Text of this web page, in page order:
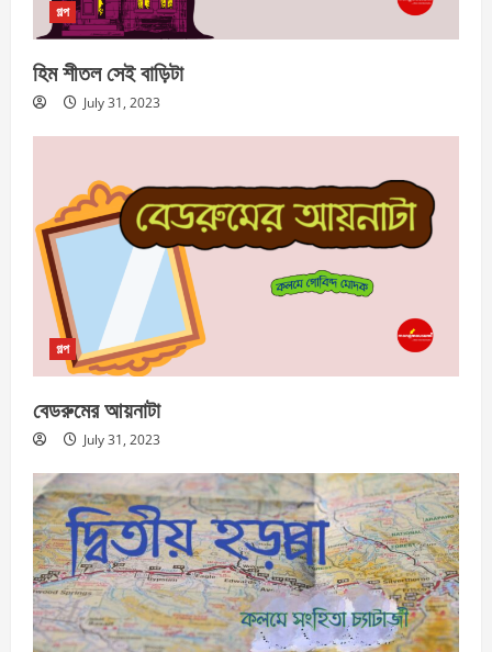
গল্প
হিম শীতল সেই বাড়িটা
July 31, 2023
গল্প
বেডরুমের আয়নাটা
July 31, 2023